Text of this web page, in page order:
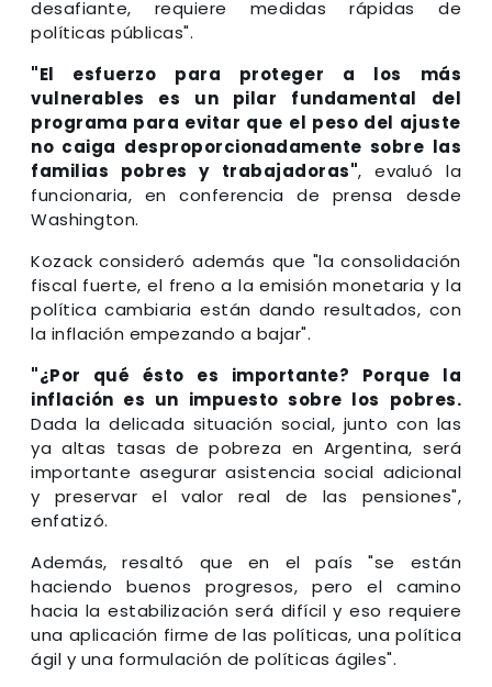
desafiante, requiere medidas rápidas de
políticas públicas".
"El esfuerzo para proteger a los más
vulnerables es un pilar fundamental del
programa para evitar que el peso del ajuste
no caiga desproporcionadamente sobre las
familias pobres y trabajadoras", evaluó la
funcionaria, en conferencia de prensa desde
Washington.
Kozack consideró además que "la consolidación
fiscal fuerte, el freno a la emisión monetaria y la
política cambiaria están dando resultados, con
la inflación empezando a bajar".
"¿Por qué ésto es importante? Porque la
inflación es un impuesto sobre los pobres.
Dada la delicada situación social, junto con las
ya altas tasas de pobreza en Argentina, será
importante asegurar asistencia social adicional
y preservar el valor real de las pensiones",
enfatizó.
Además, resaltó que en el país "se están
haciendo buenos progresos, pero el camino
hacia la estabilización será difícil y eso requiere
una aplicación firme de las políticas, una política
ágil y una formulación de políticas ágiles".